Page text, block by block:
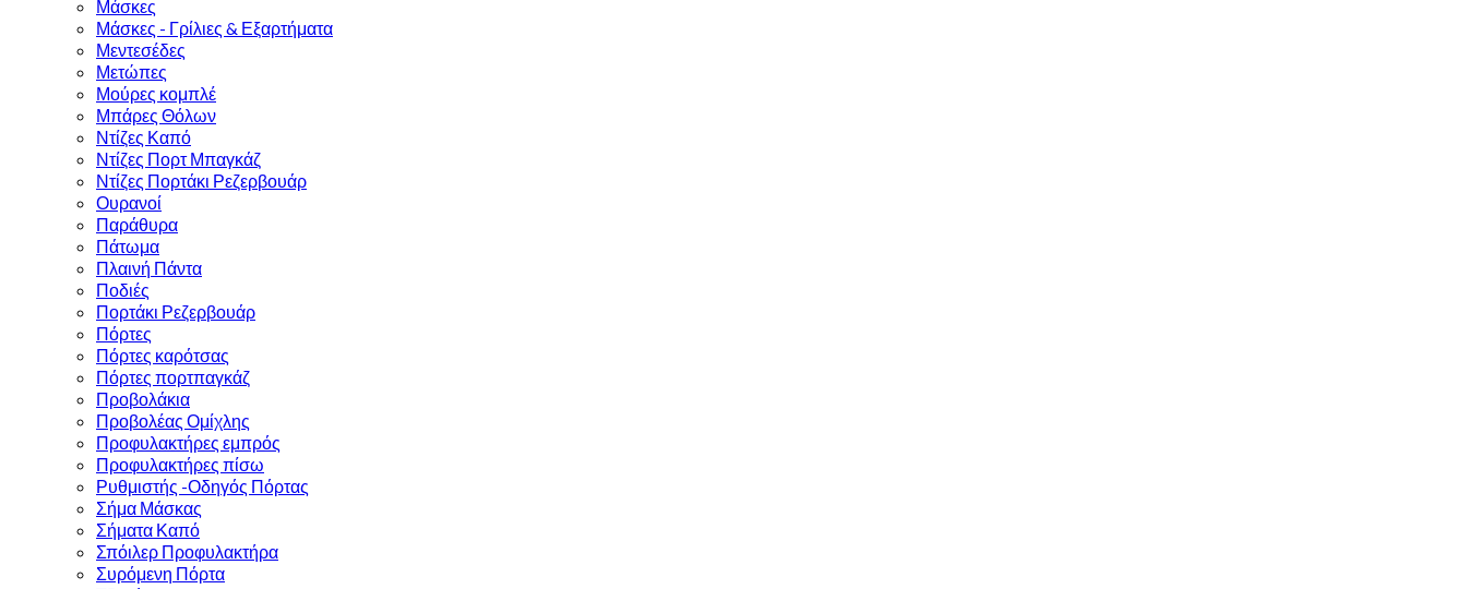
Μάσκες
Μάσκες - Γρίλιες & Εξαρτήματα
Μεντεσέδες
Μετώπες
Μούρες κομπλέ
Μπάρες Θόλων
Ντίζες Καπό
Ντίζες Πορτ Μπαγκάζ
Ντίζες Πορτάκι Ρεζερβουάρ
Ουρανοί
Παράθυρα
Πάτωμα
Πλαινή Πάντα
Ποδιές
Πορτάκι Ρεζερβουάρ
Πόρτες
Πόρτες καρότσας
Πόρτες πορτπαγκάζ
Προβολάκια
Προβολέας Ομίχλης
Προφυλακτήρες εμπρός
Προφυλακτήρες πίσω
Ρυθμιστής -Οδηγός Πόρτας
Σήμα Μάσκας
Σήματα Καπό
Σπόιλερ Προφυλακτήρα
Συρόμενη Πόρτα